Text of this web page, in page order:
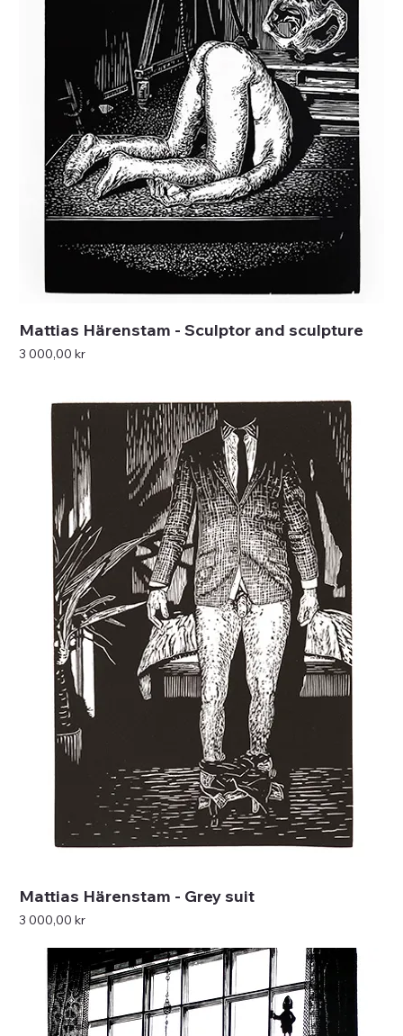
Mattias Härenstam - Sculptor and sculpture
Pris
3 000,00 kr
Mattias Härenstam - Grey suit
Pris
3 000,00 kr